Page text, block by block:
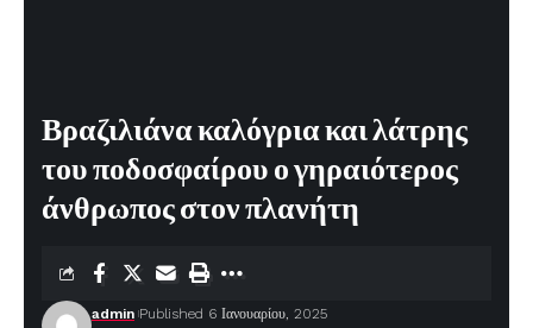
Βραζιλιάνα καλόγρια και λάτρης
του ποδοσφαίρου ο γηραιότερος
άνθρωπος στον πλανήτη
admin Published 6 Ιανουαρίου, 2025